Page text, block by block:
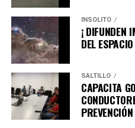
En colaboración con la
impartieron conferencias
prevención en diversas
municipio, llegando a mas
También se trabaja de
diferentes niveles
entrega material deportivo y
para el examen de admisión
INSÓLITO
¡ DIFUNDEN
DEL
SALTILLO
CAPACITA